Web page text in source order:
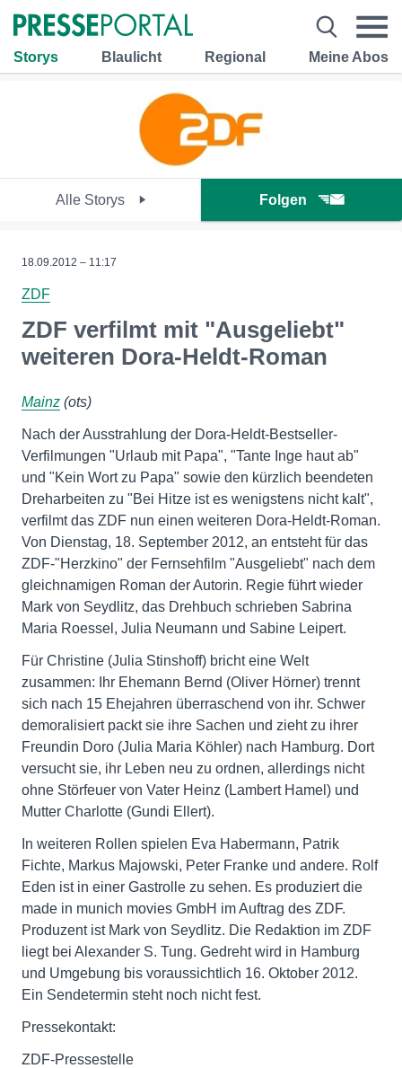
Storys Blaulicht Regional Meine Abos
Alle Storys Folgen
18.09.2012 – 11:17
ZDF
ZDF verfilmt mit "Ausgeliebt"
weiteren Dora-Heldt-Roman
Mainz (ots)
Nach der Ausstrahlung der Dora-Heldt-Bestseller-
Verfilmungen "Urlaub mit Papa", "Tante Inge haut ab"
und "Kein Wort zu Papa" sowie den kürzlich beendeten
Dreharbeiten zu "Bei Hitze ist es wenigstens nicht kalt",
verfilmt das ZDF nun einen weiteren Dora-Heldt-Roman.
Von Dienstag, 18. September 2012, an entsteht für das
ZDF-"Herzkino" der Fernsehfilm "Ausgeliebt" nach dem
gleichnamigen Roman der Autorin. Regie führt wieder
Mark von Seydlitz, das Drehbuch schrieben Sabrina
Maria Roessel, Julia Neumann und Sabine Leipert.
Für Christine (Julia Stinshoff) bricht eine Welt
zusammen: Ihr Ehemann Bernd (Oliver Hörner) trennt
sich nach 15 Ehejahren überraschend von ihr. Schwer
demoralisiert packt sie ihre Sachen und zieht zu ihrer
Freundin Doro (Julia Maria Köhler) nach Hamburg. Dort
versucht sie, ihr Leben neu zu ordnen, allerdings nicht
ohne Störfeuer von Vater Heinz (Lambert Hamel) und
Mutter Charlotte (Gundi Ellert).
In weiteren Rollen spielen Eva Habermann, Patrik
Fichte, Markus Majowski, Peter Franke und andere. Rolf
Eden ist in einer Gastrolle zu sehen. Es produziert die
made in munich movies GmbH im Auftrag des ZDF.
Produzent ist Mark von Seydlitz. Die Redaktion im ZDF
liegt bei Alexander S. Tung. Gedreht wird in Hamburg
und Umgebung bis voraussichtlich 16. Oktober 2012.
Ein Sendetermin steht noch nicht fest.
Pressekontakt:
ZDF-Pressestelle